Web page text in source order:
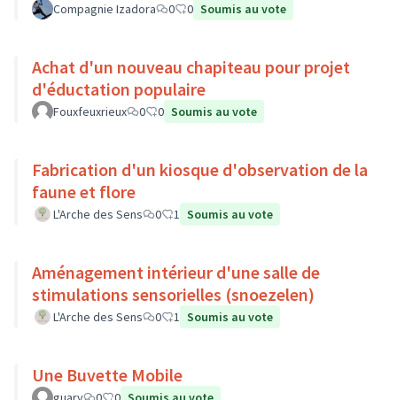
Compagnie Izadora 0 0 Soumis au vote
Achat d'un nouveau chapiteau pour projet
d'éductation populaire
Fouxfeuxrieux 0 0 Soumis au vote
Fabrication d'un kiosque d'observation de la
faune et flore
L'Arche des Sens 0 1 Soumis au vote
Aménagement intérieur d'une salle de
stimulations sensorielles (snoezelen)
L'Arche des Sens 0 1 Soumis au vote
Une Buvette Mobile